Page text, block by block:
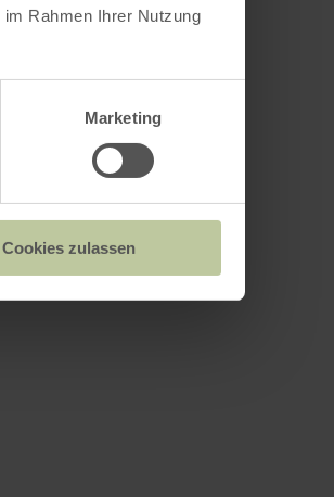
Rahmen Ihrer Nutzung
Marketing
Cookies zulassen